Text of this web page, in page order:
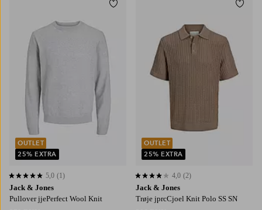
Jack & Jones
Pullover jjePerfect Wool Knit
5,0 baseret på 1 bedømmelser
5,0 (1)
OUTLET
25% EXTRA
Tilføj til favoritter
2XL
Jack & Jones
Trøje jprcCjoel Knit Polo SS SN
4,0 baseret på 2 bedømmelser
4,0 (2)
OUTLET
25% EXTRA